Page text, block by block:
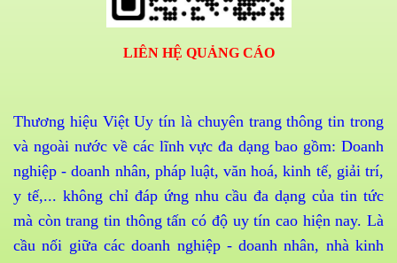
LIÊN HỆ QUẢNG CÁO
Thương hiệu Việt Uy tín là chuyên trang thông tin trong
và ngoài nước về các lĩnh vực đa dạng bao gồm: Doanh
nghiệp - doanh nhân, pháp luật, văn hoá, kinh tế, giải trí,
y tế,... không chỉ đáp ứng nhu cầu đa dạng của tin tức
mà còn trang tin thông tấn có độ uy tín cao hiện nay. Là
cầu nối giữa các doanh nghiệp - doanh nhân, nhà kinh